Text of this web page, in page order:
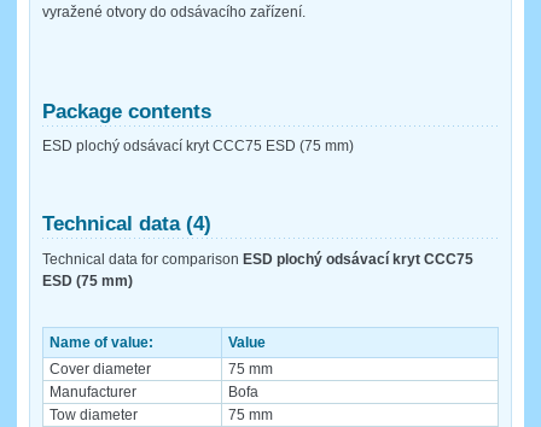
vyražené otvory do odsávacího zařízení.
Package contents
ESD plochý odsávací kryt CCC75 ESD (75 mm)
Technical data (4)
Technical data for comparison ESD plochý odsávací kryt CCC75
ESD (75 mm)
Name of value:
Value
Cover diameter
75 mm
Manufacturer
Bofa
Tow diameter
75 mm